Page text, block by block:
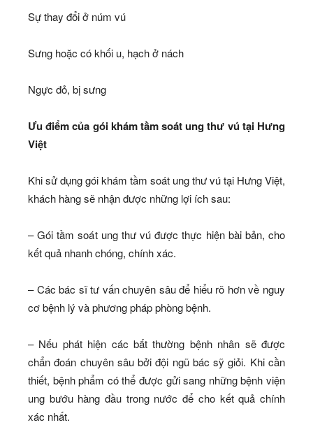
Sự thay đổi ở núm vú
Sưng hoặc có khối u, hạch ở nách
Ngực đỏ, bị sưng
Ưu điểm của gói khám tầm soát ung thư vú tại Hưng
Việt
Khi sử dụng gói khám tầm soát ung thư vú tại Hưng Việt,
khách hàng sẽ nhận được những lợi ích sau:
– Gói tầm soát ung thư vú được thực hiện bài bản, cho
kết quả nhanh chóng, chính xác.
– Các bác sĩ tư vấn chuyên sâu để hiểu rõ hơn về nguy
cơ bệnh lý và phương pháp phòng bệnh.
– Nếu phát hiện các bất thường bệnh nhân sẽ được
chẩn đoán chuyên sâu bởi đội ngũ bác sỹ giỏi. Khi cần
thiết, bệnh phẩm có thể được gửi sang những bệnh viện
ung bướu hàng đầu trong nước để cho kết quả chính
xác nhất.